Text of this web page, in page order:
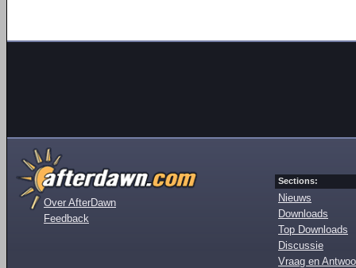
Over AfterDawn
Feedback
Sections:
Nieuws
Downloads
Top Downloads
Discussie
Vraag en